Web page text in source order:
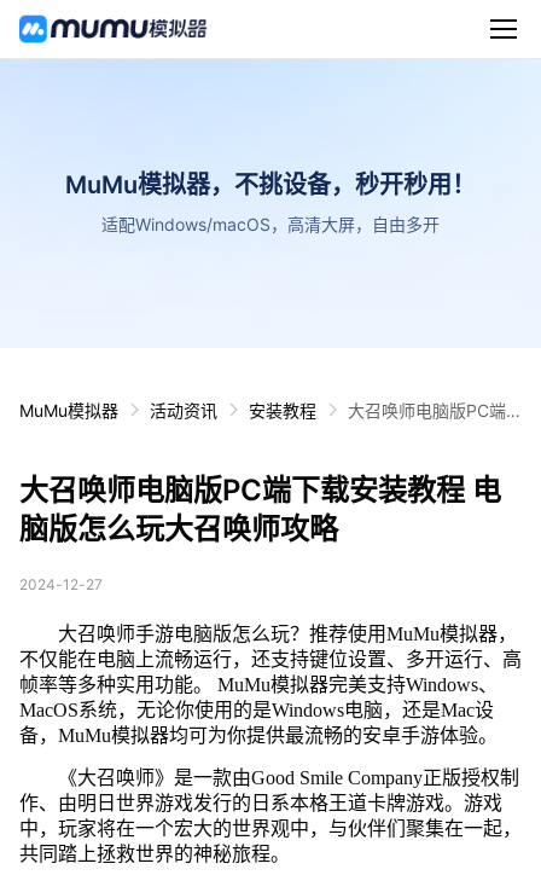
MuMu模拟器，不挑设备，秒开秒用！
适配Windows/macOS，高清大屏，自由多开
MuMu模拟器 活动资讯 安装教程
大召唤师电脑版PC端
大召唤师电脑版PC端下载安装教程 电
脑版怎么玩大召唤师攻略
2024-12-27
大召唤师手游电脑版怎么玩？推荐使用MuMu模拟器，
不仅能在电脑上流畅运行，还支持键位设置、多开运行、高
帧率等多种实用功能。 MuMu模拟器完美支持Windows、
MacOS系统，无论你使用的是Windows电脑，还是Mac设
备，MuMu模拟器均可为你提供最流畅的安卓手游体验。
《大召唤师》是一款由Good Smile Company正版授权制
作、由明日世界游戏发行的日系本格王道卡牌游戏。游戏
中，玩家将在一个宏大的世界观中，与伙伴们聚集在一起，
共同踏上拯救世界的神秘旅程。